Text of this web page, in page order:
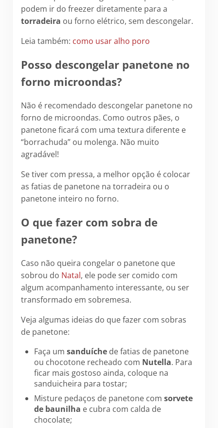
podem ir do freezer diretamente para a
torradeira ou forno elétrico, sem descongelar.
Leia também: como usar alho poro
Posso descongelar panetone no
forno microondas?
Não é recomendado descongelar panetone no
forno de microondas. Como outros pães, o
panetone ficará com uma textura diferente e
“borrachuda” ou molenga. Não muito
agradável!
Se tiver com pressa, a melhor opção é colocar
as fatias de panetone na torradeira ou o
panetone inteiro no forno.
O que fazer com sobra de
panetone?
Caso não queira congelar o panetone que
sobrou do Natal, ele pode ser comido com
algum acompanhamento interessante, ou ser
transformado em sobremesa.
Veja algumas ideias do que fazer com sobras
de panetone:
Faça umsanduíche de fatias de panetone
ou chocotone recheado com Nutella. Para
ficar mais gostoso ainda, coloque na
sanduicheira para tostar;
Misture pedaços de panetone comsorvete
de baunilha e cubra com calda de
chocolate;